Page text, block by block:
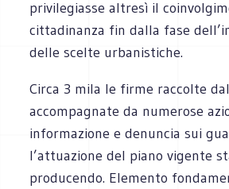
privilegiasse altresì il
cittadinanza fin dalla fase
delle scelte urbanistiche.
Circa 3 mila le firme raccolte
accompagnate da numerose
informazione e denuncia sui
l’attuazione del piano vigente
producendo. Elemento